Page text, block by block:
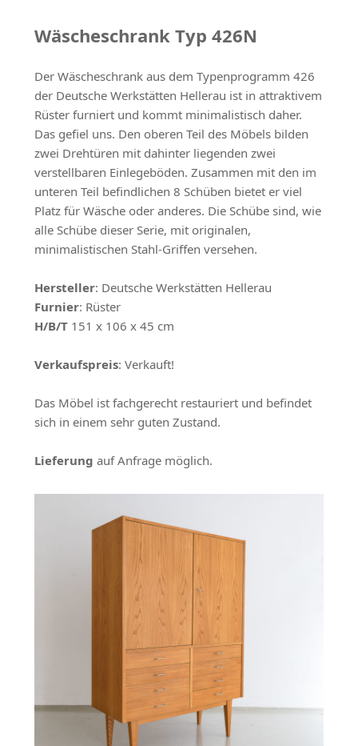
Wäscheschrank Typ 426N
Der Wäscheschrank aus dem Typenprogramm 426
der Deutsche Werkstätten Hellerau ist in attraktivem
Rüster furniert und kommt minimalistisch daher.
Das gefiel uns. Den oberen Teil des Möbels bilden
zwei Drehtüren mit dahinter liegenden zwei
verstellbaren Einlegeböden. Zusammen mit den im
unteren Teil befindlichen 8 Schüben bietet er viel
Platz für Wäsche oder anderes. Die Schübe sind, wie
alle Schübe dieser Serie, mit originalen,
minimalistischen Stahl-Griffen versehen.
Hersteller: Deutsche Werkstätten Hellerau
Furnier: Rüster
H/B/T151 x 106 x 45 cm
Verkaufspreis: Verkauft!
Das Möbel ist fachgerecht restauriert und befindet
sich in einem sehr guten Zustand.
Lieferung auf Anfrage möglich.